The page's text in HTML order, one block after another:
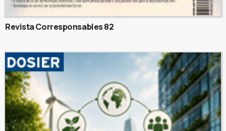
Revista Corresponsables 82